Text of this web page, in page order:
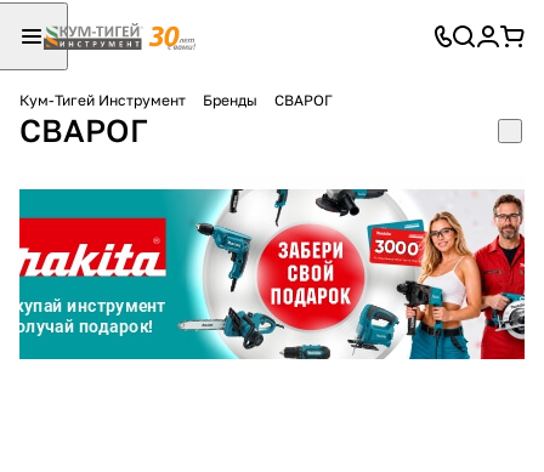
Кум-Тигей Инструмент Бренды СВАРОГ
СВАРОГ
Для клиентов всех банков
Разбейте
оплату на части
без переплат